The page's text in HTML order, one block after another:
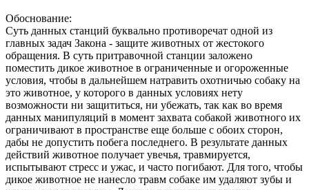
Обоснование:
Суть данных станций буквально противоречат одной из
главных задач Закона - защите животных от жестокого
обращения. В суть притравочной станции заложено
поместить дикое животное в ограниченные и огороженные
условия, чтобы в дальнейшем натравить охотничью собаку на
это животное, у которого в данных условиях нету
возможности ни защититься, ни убежать, так как во время
данных манипуляций в момент захвата собакой животного их
ограничивают в пространстве еще больше с обоих сторон,
дабы не допустить побега последнего. В результате данных
действий животное получает увечья, травмируется,
испытывают стресс и ужас, и часто погибают. Для того, чтобы
дикое животное не нанесло травм собаке им удаляют зубы и